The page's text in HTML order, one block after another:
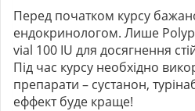
Перед початком курсу
ендокринологом. Лише
vial 100 IU для досягнення
Під час курсу необхідно
препарати – сустанон,
еффект буде краще!